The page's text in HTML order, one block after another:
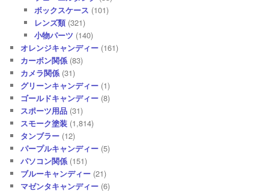
ボックスケース (101)
レンズ類(321)
小物パーツ (140)
オレンジキャンディー (161)
カーボン関係 (83)
カメラ関係 (31)
グリーンキャンディー (1)
ゴールドキャンディー (8)
スポーツ用品 (31)
スモーク塗装 (1,814)
タンブラー (12)
パープルキャンディー (5)
パソコン関係 (151)
ブルーキャンディー (21)
マゼンタキャンディー (6)